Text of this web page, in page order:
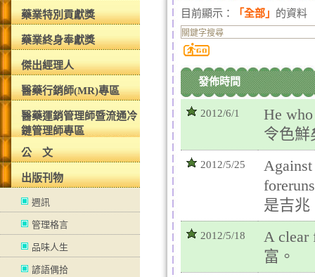
藥業特別貢獻獎
藥業終身奉獻獎
傑出經理人
醫藥行銷師(MR)專區
醫藥運銷管理師暨流通冷
鏈管理師專區
公 文
出版刊物
週訊
管理格言
品味人生
諺語偶拾
目前顯示： 「全部」 的資料
發佈時間
2012/6/1
He
令色鮮
2012/5/25
Against
是吉兆
2012/5/18
A clear
富。